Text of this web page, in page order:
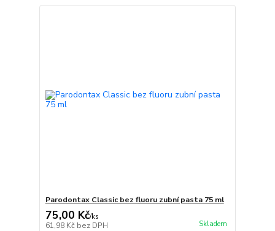
Parodontax Classic bez fluoru zubní pasta 75 ml
75,00 Kč/ks
61,98 Kč bez DPH Skladem